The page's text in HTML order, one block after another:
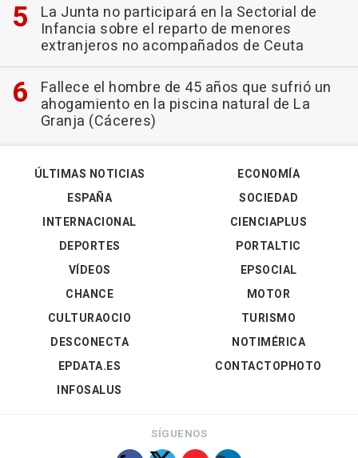
La Junta no participará en la Sectorial de
Infancia sobre el reparto de menores
extranjeros no acompañados de Ceuta
Fallece el hombre de 45 años que sufrió un
ahogamiento en la piscina natural de La
Granja (Cáceres)
ÚLTIMAS NOTICIAS
ESPAÑA
INTERNACIONAL
DEPORTES
VÍDEOS
ECONOMÍA
SOCIEDAD
CIENCIAPLUS
PORTALTIC
EPSOCIAL
CHANCE
CULTURAOCIO
DESCONECTA
EPDATA.ES
INFOSALUS
MOTOR
TURISMO
NOTIMÉRICA
CONTACTOPHOTO
SÍGUENOS